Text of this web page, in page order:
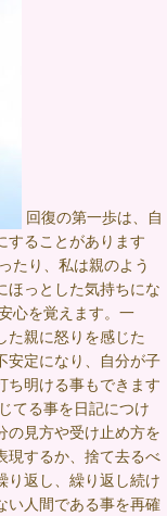
回復の第一歩は、自
することがあります
たり、私は親のよう
ほっとした気持ちにな
心を覚えます。一
た親に怒りを感じた
安定になり、自分が子
ち明ける事もできます
てる事を日記につけ
の見方や受け止め方を
現するか、捨て去るべ
り返し、繰り返し続け
い人間である事を再確